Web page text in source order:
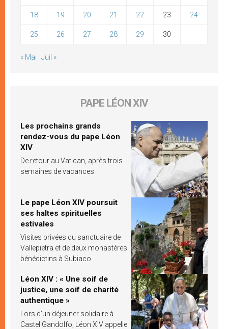
18 19 20 21 22 23 24
25 26 27 28 29 30
« Mai Juil »
PAPE LÉON XIV
Les prochains grands
rendez-vous du pape Léon
XIV
De retour au Vatican, après trois
semaines de vacances
Le pape Léon XIV poursuit
ses haltes spirituelles
estivales
Visites privées du sanctuaire de
Vallepietra et de deux monastères
bénédictins à Subiaco
Léon XIV : « Une soif de
justice, une soif de charité
authentique »
Lors d’un déjeuner solidaire à
Castel Gandolfo, Léon XIV appelle